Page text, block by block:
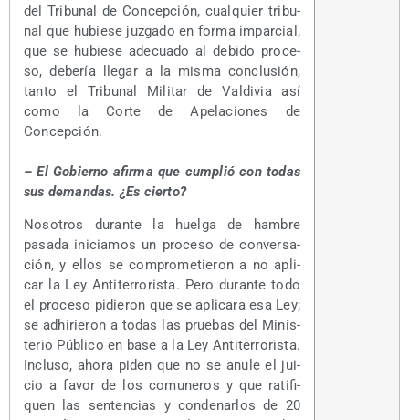
del Tri­bu­nal de Con­cep­ción, cual­quier tri­bu­
nal que hubie­se juz­ga­do en for­ma impar­cial,
que se hubie­se ade­cua­do al debi­do pro­ce­
so, debe­ría lle­gar a la mis­ma con­clu­sión,
tan­to el Tri­bu­nal Mili­tar de Val­di­via así
como la Cor­te de Ape­la­cio­nes de
Concepción.
– El Gobierno afir­ma que cum­plió con todas
sus deman­das. ¿Es cierto?
Noso­tros duran­te la huel­ga de ham­bre
pasa­da ini­cia­mos un pro­ce­so de con­ver­sa­
ción, y ellos se com­pro­me­tie­ron a no apli­
car la Ley Anti­te­rro­ris­ta. Pero duran­te todo
el pro­ce­so pidie­ron que se apli­ca­ra esa Ley;
se adhi­rie­ron a todas las prue­bas del Minis­
te­rio Públi­co en base a la Ley Anti­te­rro­ris­ta.
Inclu­so, aho­ra piden que no se anu­le el jui­
cio a favor de los comu­ne­ros y que rati­fi­
quen las sen­ten­cias y con­de­nar­los de 20